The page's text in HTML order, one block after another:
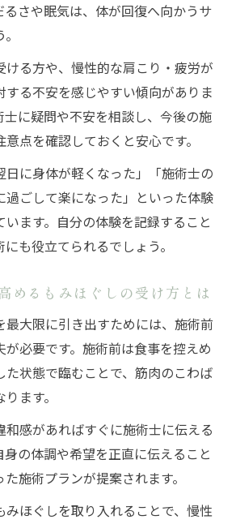
るさや眠気は、体が回復へ向かうサ
ける方や、慢性的な肩こり・疲労が
る不安を感じやすい傾向がありま
士に疑問や不安を相談し、今後の施
点を確認しておくと安心です。
日に身体が軽くなった」「施術士の
過ごして楽になった」といった体験
ます。自分の体験を記録すること
も役立てられるでしょう。
めるもみほぐしの受け方とは
最大限に引き出すためには、施術前
必要です。施術前は食事を控えめ
た状態で臨むことで、筋肉のこわば
ます。
感があればすぐに施術士に伝える
身の体調や希望を正直に伝えること
施術プランが提案されます。
みほぐしを取り入れることで、慢性